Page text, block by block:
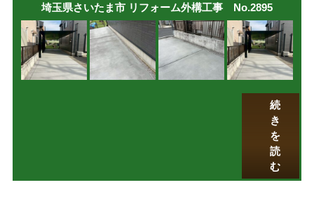
埼玉県さいたま市 リフォーム外構工事 No.2895
続
き
を
読
む